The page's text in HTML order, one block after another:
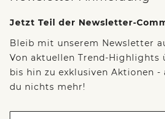
Jetzt Teil der Newsletter-
Bleib mit unserem Newsletter
Von aktuellen Trend-Highlights
bis hin zu exklusiven Aktionen -
du nichts mehr!